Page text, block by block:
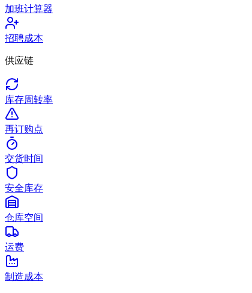
加班计算器
招聘成本
供应链
库存周转率
再订购点
交货时间
安全库存
仓库空间
运费
制造成本